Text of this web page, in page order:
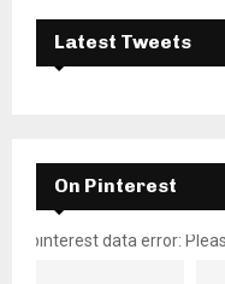
Latest Tweets
On Pinterest
pinterest data error: